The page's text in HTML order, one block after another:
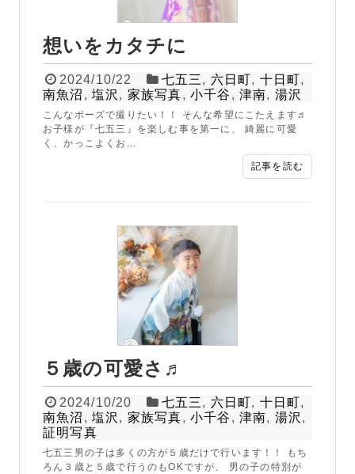
想いをカタチに
2024/10/22 七五三, 六日町, 十日町,
南魚沼 ,塩沢 , 家族写真,小千谷 ,津南, 湯沢
こんなポーズで撮りたい！！ そんな希望にこたえます♬
お子様が『七五三』を楽しむ事を第一に、 綺麗に可愛
く、かっこよくお...
記事を読む
５歳の可愛さ♬
2024/10/20 七五三, 六日町, 十日町,
南魚沼 ,塩沢 , 家族写真,小千谷 ,津南, 湯沢 ,
証明写真
七五三男の子は多くの方が５歳だけで行います！！ もち
ろん３歳と５歳で行うのもOKですが、 男の子の特別が